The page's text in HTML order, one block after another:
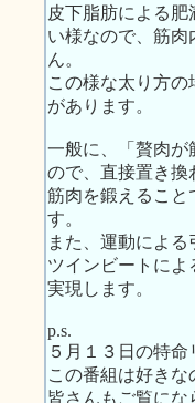
皮下脂肪による
い様なので、筋
ん。
この様な太り方
があります。
一般に、「贅肉が
ので、直接置き換
筋肉を鍛えること
す。
また、運動によ
ツインビートに
実現します。
p.s.
５月１３日の特
この番組は好きな
皆さんもご覧にな